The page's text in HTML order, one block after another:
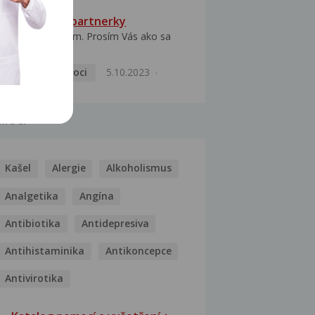
HPV typ 52 u partnerky
Dobrý deň prajem. Prosím Vás ako sa
Pohlavní nemoci
5.10.2023
Kašel Alergie Alkoholismus
Analgetika Angína
Antibiotika Antidepresiva
Antihistaminika Antikoncepce
Antivirotika